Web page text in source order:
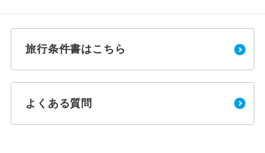
旅行条件書はこちら
よくある質問